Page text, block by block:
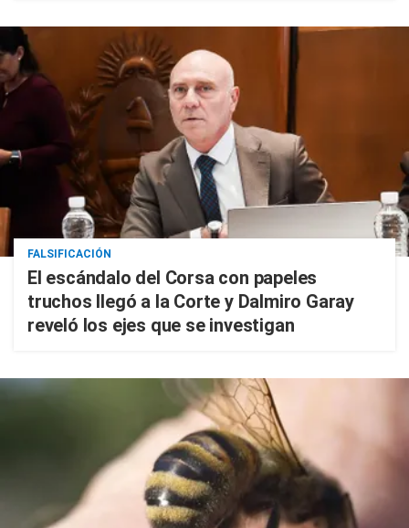
FALSIFICACIÓN
El escándalo del Corsa con papeles
truchos llegó a la Corte y Dalmiro Garay
reveló los ejes que se investigan